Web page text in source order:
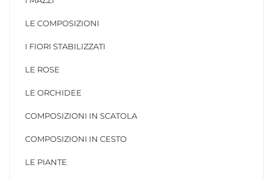
LE COMPOSIZIONI
I FIORI STABILIZZATI
LE ROSE
LE ORCHIDEE
COMPOSIZIONI IN SCATOLA
COMPOSIZIONI IN CESTO
LE PIANTE